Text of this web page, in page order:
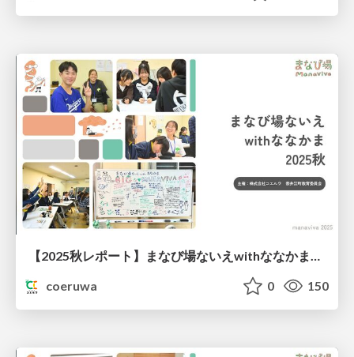
【2025秋レポート】まなび場ないえwithななかま@北海道奈井江町
coeruwa
0 150